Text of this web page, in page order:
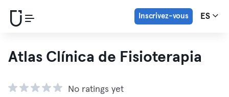
Inscrivez-vous ES
Atlas Clínica de Fisioterapia
No ratings yet